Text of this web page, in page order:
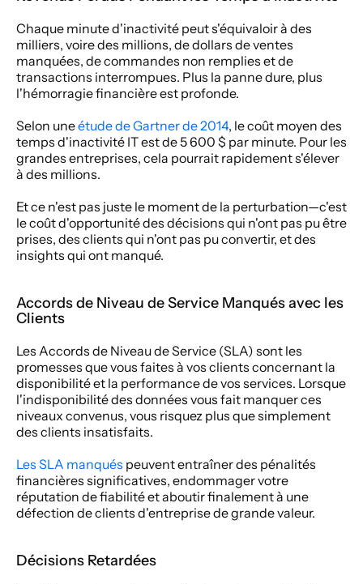
Chaque minute d'inactivité peut s'équivaloir à des
milliers, voire des millions, de dollars de ventes
manquées, de commandes non remplies et de
transactions interrompues. Plus la panne dure, plus
l'hémorragie financière est profonde.
Selon une étude de Gartner de 2014, le coût moyen des
temps d'inactivité IT est de 5 600 $ par minute. Pour les
grandes entreprises, cela pourrait rapidement s'élever
à des millions.
Et ce n'est pas juste le moment de la perturbation—c'est
le coût d'opportunité des décisions qui n'ont pas pu être
prises, des clients qui n'ont pas pu convertir, et des
insights qui ont manqué.
Accords de Niveau de Service Manqués avec les
Clients
Les Accords de Niveau de Service (SLA) sont les
promesses que vous faites à vos clients concernant la
disponibilité et la performance de vos services. Lorsque
l'indisponibilité des données vous fait manquer ces
niveaux convenus, vous risquez plus que simplement
des clients insatisfaits.
Les SLA manqués peuvent entraîner des pénalités
financières significatives, endommager votre
réputation de fiabilité et aboutir finalement à une
défection de clients d'entreprise de grande valeur.
Décisions Retardées